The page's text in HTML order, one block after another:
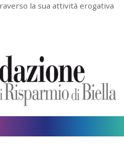
la sua attività erogativa